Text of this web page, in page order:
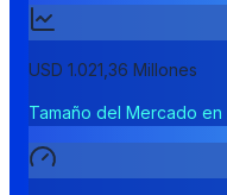
USD 1.021,36 Millones
Tamaño del Mercado en